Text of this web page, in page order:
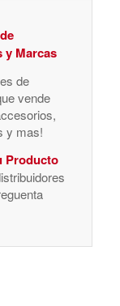
y Marcas
de
vende
y mas!
Producto